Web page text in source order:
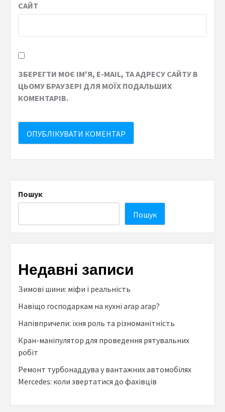
САЙТ
ЗБЕРЕГТИ МОЄ ІМ'Я, E-MAIL, ТА АДРЕСУ САЙТУ В
ЦЬОМУ БРАУЗЕРІ ДЛЯ МОЇХ ПОДАЛЬШИХ
КОМЕНТАРІВ.
Пошук
Пошук
Недавні записи
Зимові шини: міфи і реальність
Навіщо господаркам на кухні агар агар?
Напівпричепи: їхня роль та різноманітність
Кран-маніпулятор для проведення рятувальних
робіт
Ремонт турбонаддува у вантажних автомобілях
Mercedes: коли звертатися до фахівців